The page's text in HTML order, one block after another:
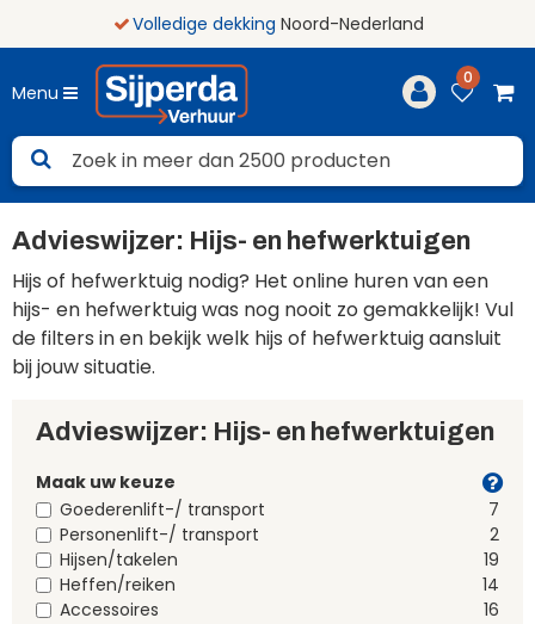
Volledige dekking Noord-Nederland
Menu
0
Advieswijzer: Hijs- en hefwerktuigen
Hijs of hefwerktuig nodig? Het online huren van een
hijs- en hefwerktuig was nog nooit zo gemakkelijk! Vul
de filters in en bekijk welk hijs of hefwerktuig aansluit
bij jouw situatie.
Advieswijzer: Hijs- en hefwerktuigen
Maak uw keuze
Goederenlift-/ transport
7
Personenlift-/ transport
2
Hijsen/takelen
19
Heffen/reiken
14
Accessoires
16